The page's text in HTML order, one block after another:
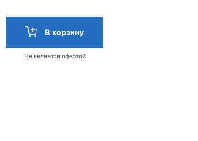
В корзину
Не является офертой